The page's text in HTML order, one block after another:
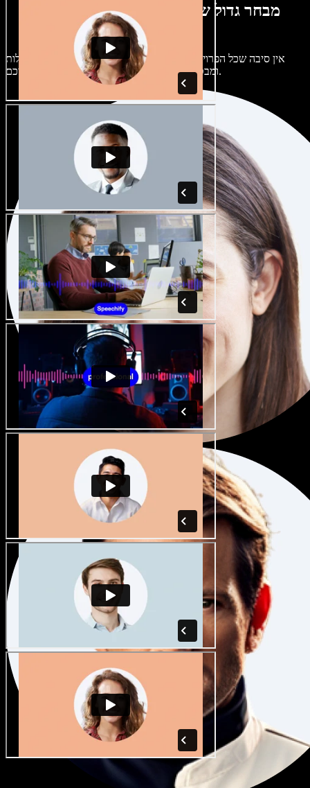
מבחר גדול של קולות נשים וגברים במגוון
מבטאים
אין סיבה שכל הפרויקטים יישמעו אותו דבר. בחרו מתוך מאות קולות
ומבטאים של בינה מלאכותית והתאימו אותם אליכם.